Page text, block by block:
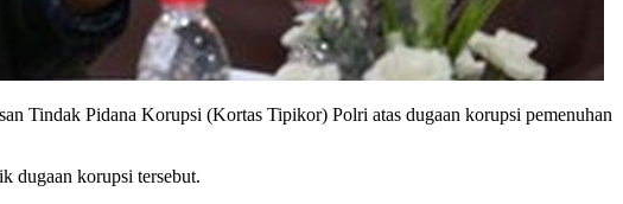
Tindak Pidana Korupsi (Kortas Tipikor) Polri atas dugaan korupsi pemenuhan
dugaan korupsi tersebut.